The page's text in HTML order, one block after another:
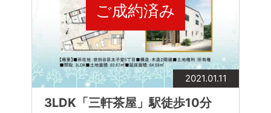
ご成約済み
2021.01.11
3LDK「三軒茶屋」駅徒歩10分